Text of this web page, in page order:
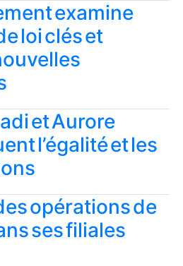
examine
loi clés et
et Aurore
l’égalité et les
opérations de
ses filiales